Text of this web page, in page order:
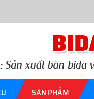
!
SẢN PHẨM